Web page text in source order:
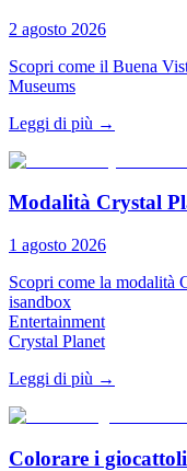
2 agosto 2026
Scopri come il Buena
Museums
Leggi di più →
Modalità Crystal
1 agosto 2026
Scopri come la modalità
isandbox
Entertainment
Crystal Planet
Leggi di più →
Colorare i